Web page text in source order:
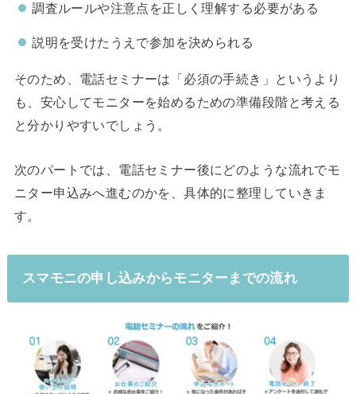
調査ルールや注意点を正しく理解する必要がある
説明を受けたうえで参加を決められる
そのため、電話セミナーは「必須の手続き」というより
も、安心してモニターを始めるための準備段階と考える
と分かりやすいでしょう。
次のパートでは、電話セミナー後にどのような流れでモ
ニター申込みへ進むのかを、具体的に整理していきま
す。
スマモニの申し込みからモニターまでの流れ